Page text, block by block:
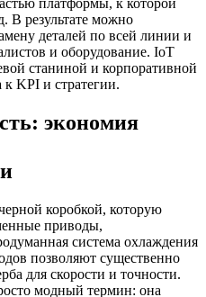
В результате можно
деталей по всей линии и
и оборудование. IoT
станиной и корпоративной
KPI и стратегии.
экономия
коробкой, которую
приводы,
система охлаждения
позволяют существенно
для скорости и точности.
модный термин: она